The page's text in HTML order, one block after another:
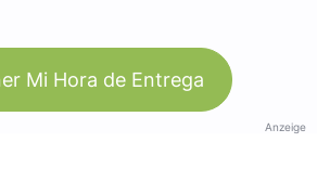
Mi Hora de Entrega
Anzeige